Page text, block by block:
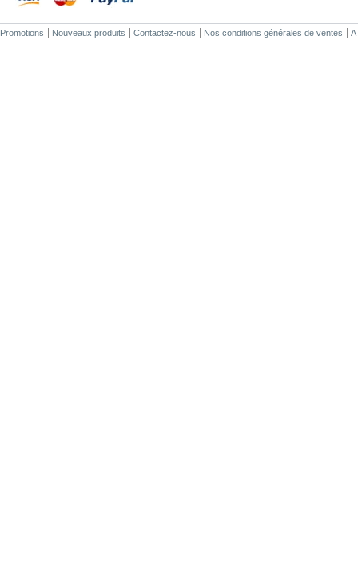
Promotions Nouveaux produits Contactez-nous Nos conditions générales de ventes A